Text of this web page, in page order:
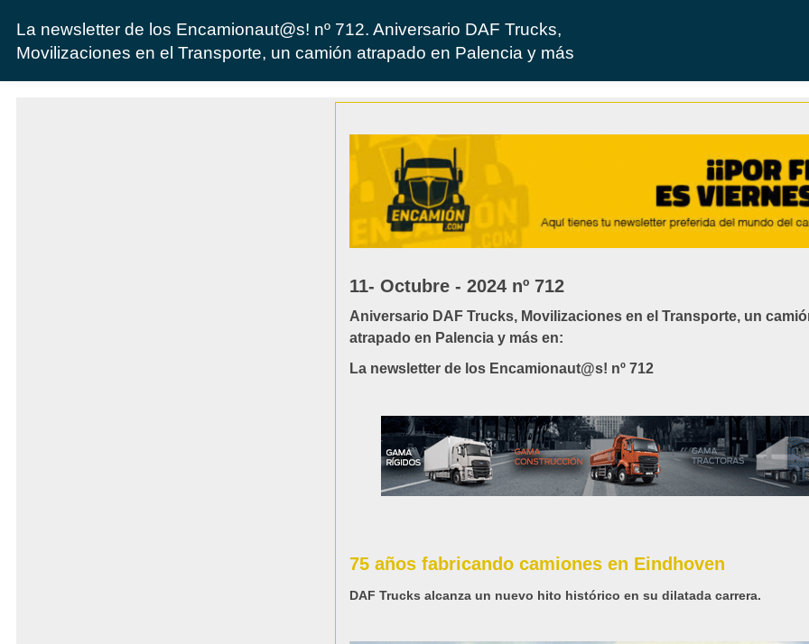
La newsletter de los Encamionaut@s! nº 712. Aniversario DAF Trucks,
Movilizaciones en el Transporte, un camión atrapado en Palencia y más
11- Octubre - 2024 nº 712
Aniversario DAF Trucks, Movilizaciones en el Transporte, un
atrapado en Palencia y más en:
La newsletter de los Encamionaut@s! nº 712
75 años fabricando camiones en Eindhoven
DAF Trucks alcanza un nuevo hito histórico en su dilatada carrera.